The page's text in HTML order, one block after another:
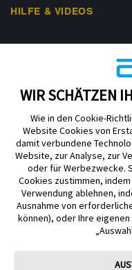
HILFE & VIDEOS
Impressum
Cookie Richtlinie
Mitteilung zur Datenverordnung
Copyright © 2026 Abbott. Alle
Designs sind das geistige
WIR SCHÄTZEN
Wie in den Cookie-
Website Cookies von
damit verbundene
Website, zur Analyse, zur
oder für Werbezwecke.
Cookies zustimmen,
Verwendung ablehnen,
Ausnahme von
können), oder Ihre